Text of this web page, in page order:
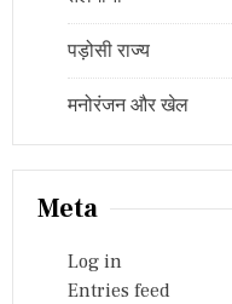
पड़ोसी राज्य
मनोरंजन और खेल
Meta
Log in
Entries feed